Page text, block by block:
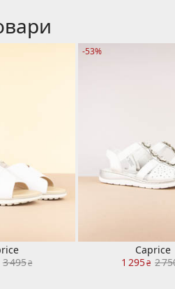
3 495₴
-53%
Caprice
1 295₴ 2